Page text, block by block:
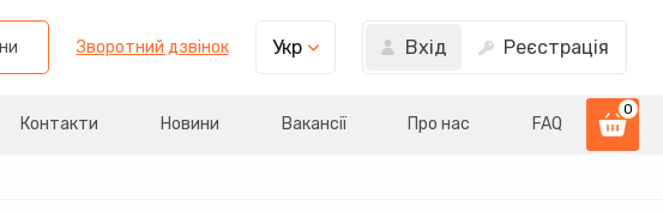
Зворотний дзвінок Укр Вхід Реєстрація
Контакти Новини Вакансії Про нас FAQ
0